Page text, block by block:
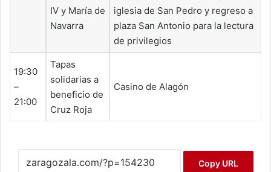
IV y María de
Navarra
iglesia de San Pedro y regreso a
plaza San Antonio para la lectura
de privilegios
19:30
–
21:00
Tapas
solidarias a
beneficio de
Cruz Roja
Casino de Alagón
Copy URL